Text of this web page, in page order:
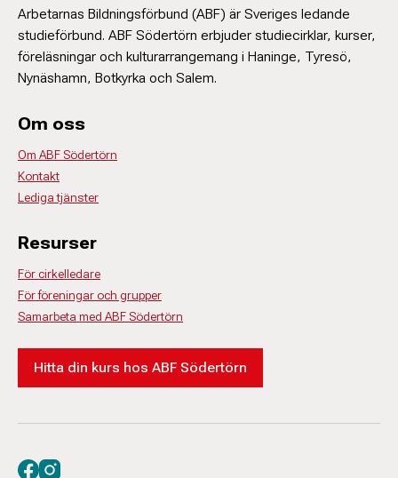
Arbetarnas Bildningsförbund (ABF) är Sveriges ledande
studieförbund. ABF Södertörn erbjuder studiecirklar, kurser,
föreläsningar och kulturarrangemang i Haninge, Tyresö,
Nynäshamn, Botkyrka och Salem.
Om oss
Om ABF Södertörn
Kontakt
Lediga tjänster
Resurser
För cirkelledare
För föreningar och grupper
Samarbeta med ABF Södertörn
Hitta din kurs hos ABF Södertörn
Besök oss på facebook
Besök oss på instagram